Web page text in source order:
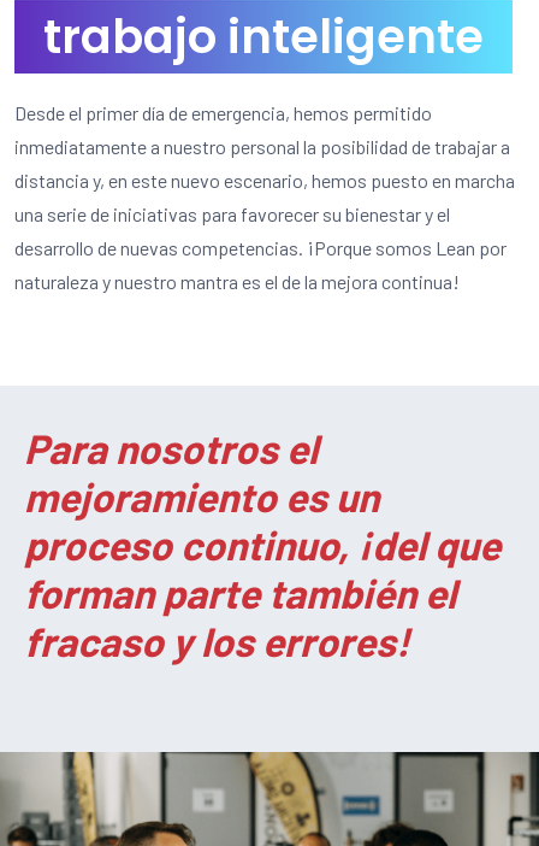
trabajo inteligente
Desde el primer día de emergencia, hemos permitido
inmediatamente a nuestro personal la posibilidad de trabajar a
distancia y, en este nuevo escenario, hemos puesto en marcha
una serie de iniciativas para favorecer su bienestar y el
desarrollo de nuevas competencias. ¡Porque somos Lean por
naturaleza y nuestro mantra es el de la mejora continua!
Para nosotros el
mejoramiento es un
proceso continuo, ¡del que
forman parte también el
fracaso y los errores!